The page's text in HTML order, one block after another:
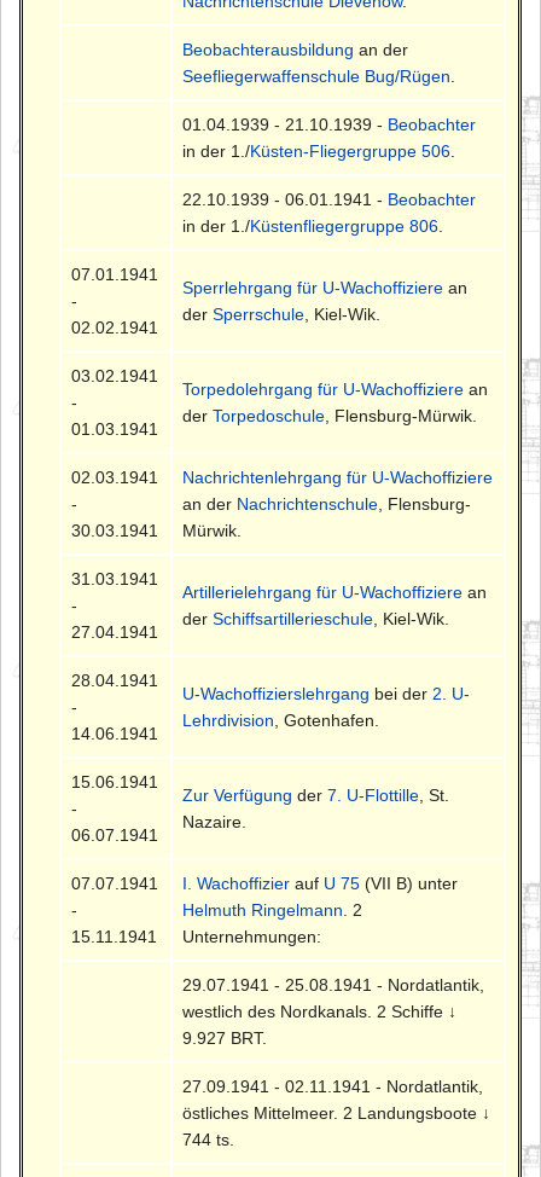
Beobachterausbildung an der
Seefliegerwaffenschule Bug/Rügen
01.04.1939 - 21.10.1939 - Beobachter
in der 1./Küsten-Fliegergruppe 506
22.10.1939 - 06.01.1941 - Beobachter
in der 1./Küstenfliegergruppe 806
07.01.1941
-
02.02.1941
Sperrlehrgang für U-Wachoffiziere an
derSperrschule , Kiel-Wik.
03.02.1941
-
01.03.1941
Torpedolehrgang für U-Wachoffiziere an
derTorpedoschule , Flensburg-Mürwik.
02.03.1941
-
30.03.1941
Nachrichtenlehrgang für U-Wachoffiziere
an der Nachrichtenschule , Flensburg-
Mürwik.
31.03.1941
-
27.04.1941
Artillerielehrgang für U-Wachoffiziere an
derSchiffsartillerieschule , Kiel-Wik.
28.04.1941
-
14.06.1941
U-Wachoffizierslehrgang bei der 2. U-
Lehrdivision , Gotenhafen.
15.06.1941
-
06.07.1941
Zur Verfügung der7. U-Flottille , St.
Nazaire.
07.07.1941
-
15.11.1941
I. Wachoffizier auf U 75 (VII B) unter
Helmuth Ringelmann . 2
Unternehmungen:
29.07.1941 - 25.08.1941 - Nordatlantik,
westlich des Nordkanals. 2 Schiffe ↓
9.927 BRT.
27.09.1941 - 02.11.1941 - Nordatlantik,
östliches Mittelmeer. 2 Landungsboote ↓
744 ts.